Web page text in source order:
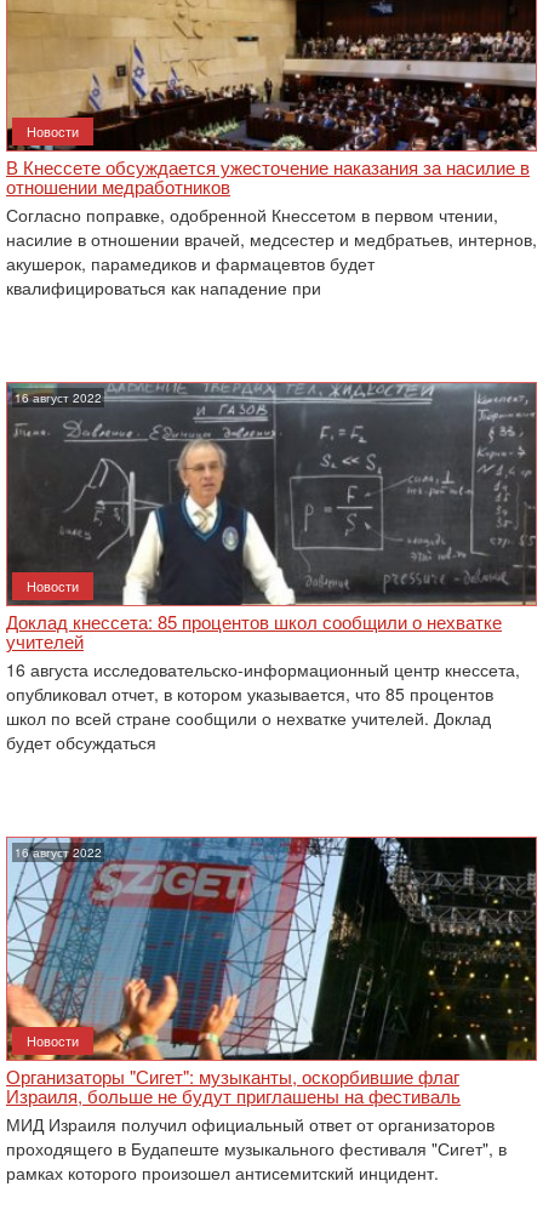
Новости
В Кнессете обсуждается ужесточение наказания за насилие в
отношении медработников
Согласно поправке, одобренной Кнессетом в первом чтении,
насилие в отношении врачей, медсестер и медбратьев, интернов,
акушерок, парамедиков и фармацевтов будет
квалифицироваться как нападение при
16 август 2022
Новости
Доклад кнессета: 85 процентов школ сообщили о нехватке
учителей
16 августа исследовательско-информационный центр кнессета,
опубликовал отчет, в котором указывается, что 85 процентов
школ по всей стране сообщили о нехватке учителей. Доклад
будет обсуждаться
16 август 2022
Новости
Организаторы "Сигет": музыканты, оскорбившие флаг
Израиля, больше не будут приглашены на фестиваль
МИД Израиля получил официальный ответ от организаторов
проходящего в Будапеште музыкального фестиваля "Сигет", в
рамках которого произошел антисемитский инцидент.